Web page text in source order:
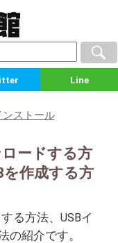
Line
ンストール
ードする方
を作成する方
る方法、USBイ
の紹介です。